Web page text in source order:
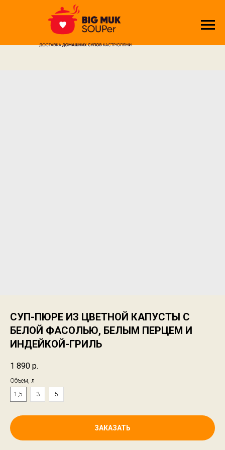
СУП-ПЮРЕ ИЗ ЦВЕТНОЙ КАПУСТЫ С
БЕЛОЙ ФАСОЛЬЮ, БЕЛЫМ ПЕРЦЕМ И
ИНДЕЙКОЙ-ГРИЛЬ
1 890 р.
Объем, л
1,5
3 5
ЗАКАЗАТЬ